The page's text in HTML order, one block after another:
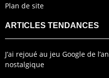
Plan de site
ARTICLES TENDANCES
J’ai rejoué au jeu Google de
nostalgique